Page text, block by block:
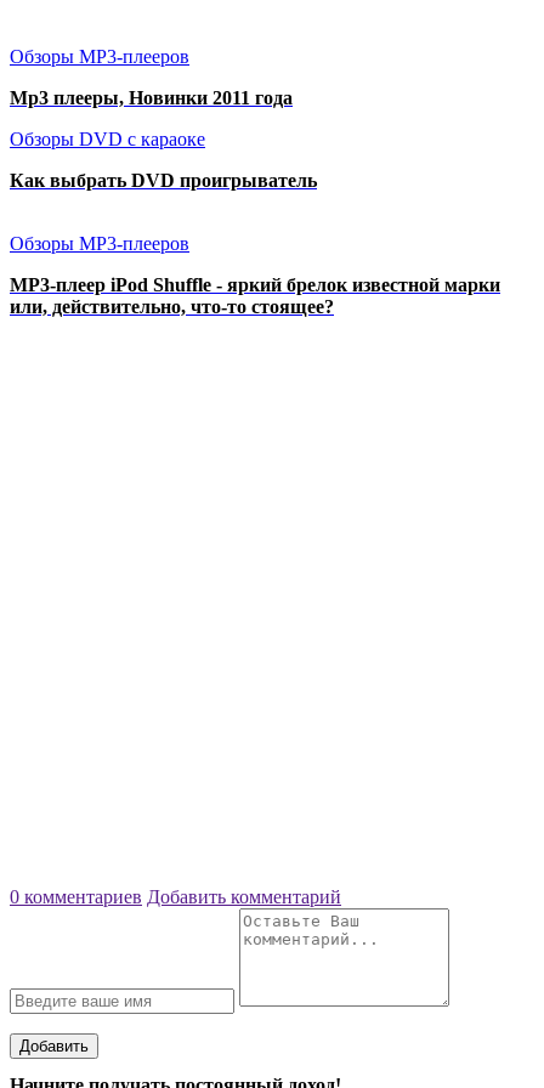
Обзоры MP3-плееров
Mp3 плееры, Новинки 2011 года
Обзоры DVD с караоке
Как выбрать DVD проигрыватель
Обзоры MP3-плееров
MP3-плеер iPod Shuffle - яркий брелок известной марки
или, действительно, что-то стоящее?
0 комментариев Добавить комментарий
Добавить